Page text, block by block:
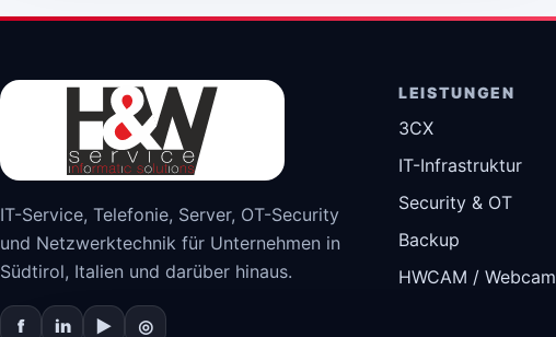
IT-Service, Telefonie, Server, OT-Security
und Netzwerktechnik für Unternehmen in
Südtirol, Italien und darüber hinaus.
f in ▶ ◎
LEISTUNGEN
3CX
IT-Infrastruktur
Security & OT
Backup
HWCAM / Webcam